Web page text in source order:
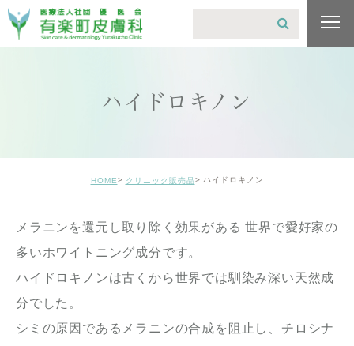
ハイドロキノン
HOME クリニック販売品 ハイドロキノン
メラニンを還元し取り除く効果がある 世界で愛好家の
多いホワイトニング成分です。
ハイドロキノンは古くから世界では馴染み深い天然成
分でした。
シミの原因であるメラニンの合成を阻止し、チロシナ